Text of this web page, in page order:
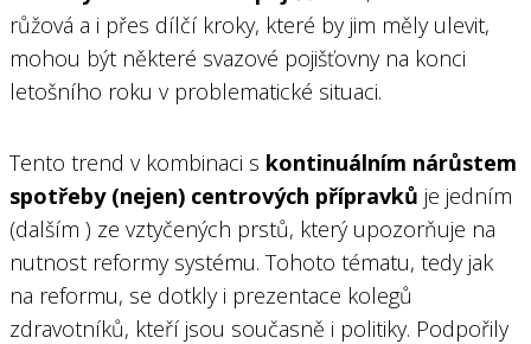
růžová a i přes dílčí kroky, které by jim měly ulevit,
mohou být některé svazové pojišťovny na konci
letošního roku v problematické situaci.
Tento trend v kombinaci s kontinuálním nárůstem
spotřeby (nejen) centrových přípravků je jedním
(dalším ) ze vztyčených prstů, který upozorňuje na
nutnost reformy systému. Tohoto tématu, tedy jak
na reformu, se dotkly i prezentace kolegů
zdravotníků, kteří jsou současně i politiky. Podpořily